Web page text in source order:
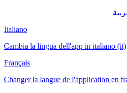
Italiano
Cambia la lingua dell'app in italiano (it)
Français
Changer la langue de l'application en